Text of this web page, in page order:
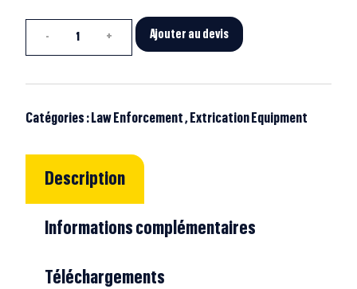
Ajouter au devis
Catégories : Law Enforcement, Extrication Equipment
Description
Informations complémentaires
Téléchargements